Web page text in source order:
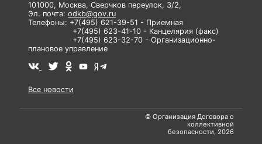
101000, Москва, Сверчков переулок, 3/2,
Эл. почта: odkb@gov.ru
Телефоны: +7(495) 621-39-51 - Приемная
+7(495) 623-41-10 - Канцелярия (факс)
+7(495) 623-32-70 - Организационно-
плановое управление
Все новости
© Организация Договора о
коллективной
безопасности, 2026